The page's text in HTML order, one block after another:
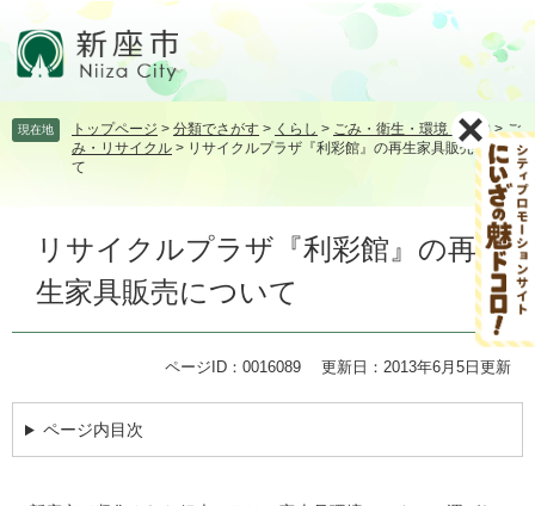
頭飛 現在地 トップページ > 分類でさがす > くらし > ごみ・衛生・環境・動物 >ご
み・リサイクル > リサイクルプラザ『利彩館』の再生家具販売につい
て
リサイクルプラザ『利彩館』の再
生家具販売について
ページID：0016089 更新日：2013年6月5日更新
ページ内目次